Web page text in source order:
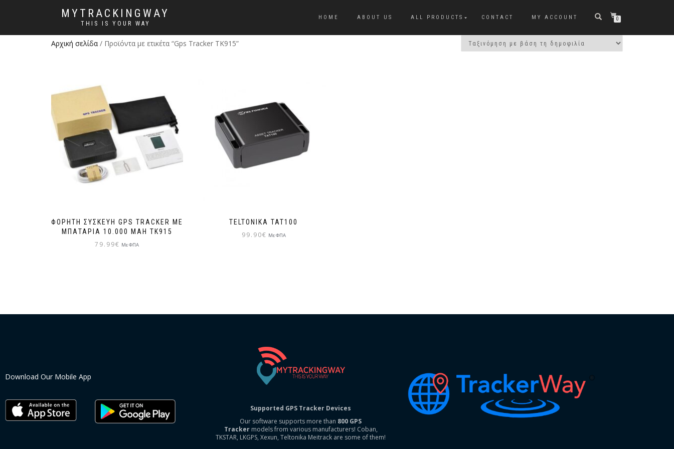
MYTRACKINGWAY
THIS IS YOUR WAY
HOME ABOUT US ALL PRODUCTS CONTACT MY ACCOUNT 0
Αρχική σελίδα / Προϊόντα με ετικέτα “Gps Tracker ΤΚ915”
ΦΟΡΗΤΉ ΣΥΣΚΕΥΉ GPS TRACKER ΜΕ
ΜΠΑΤΑΡΊΑ 10.000 MAH ΤΚ915
79.99€ Με ΦΠΑ
TELTONIKA TAT100
99.90€ Με ΦΠΑ
Download Our Mobile App
Supported GPS Tracker Devices
Our software supports more than 800 GPS
Trackermodels from various manufacturers! Coban,
TKSTAR, LKGPS, Xexun, Teltonika Meitrack are some of them!